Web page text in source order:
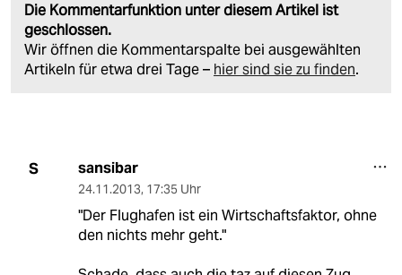
Die Kommentarfunktion unter diesem Artikel ist
geschlossen.
Wir öffnen die Kommentarspalte bei ausgewählten
Artikeln für etwa drei Tage – hier sind sie zu finden.
S sansibar
24.11.2013, 17:35 Uhr
"Der Flughafen ist ein Wirtschaftsfaktor, ohne
den nichts mehr geht."